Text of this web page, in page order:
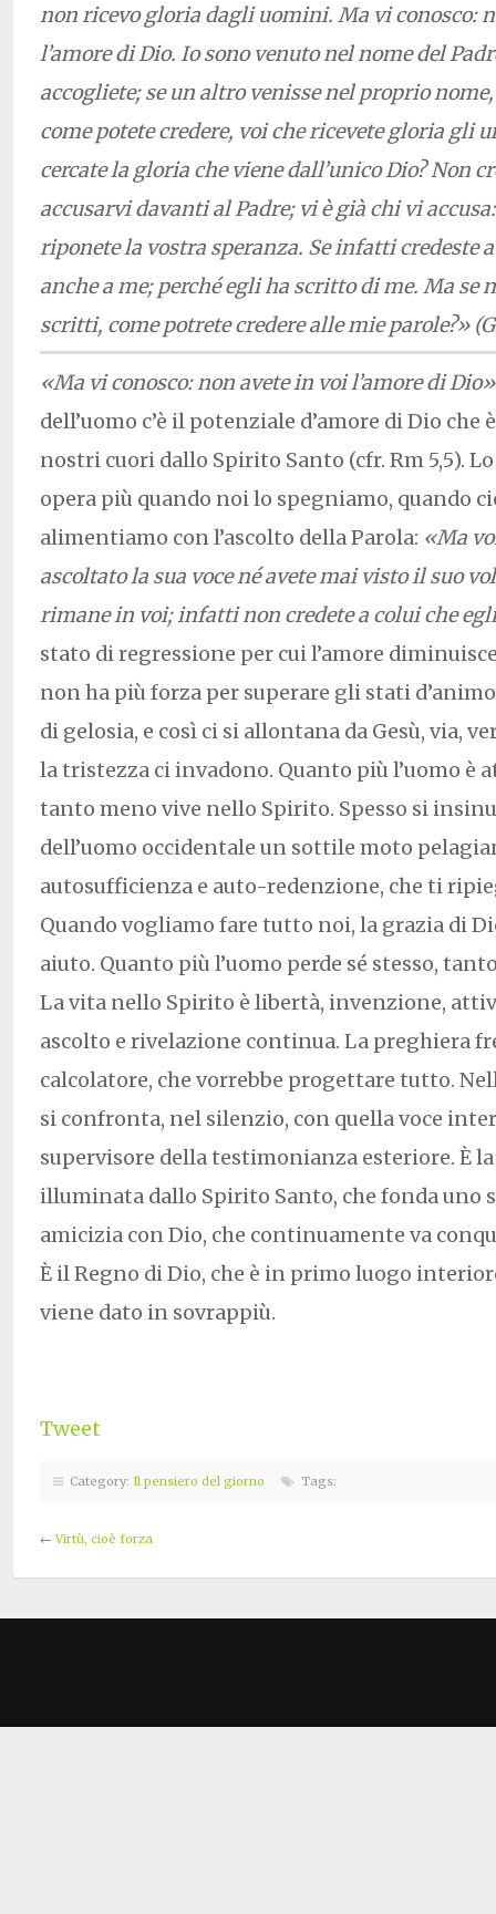
non ricevo gloria dagli uomini. Ma vi conosco:
l’amore di Dio. Io sono venuto nel nome del
accogliete; se un altro venisse nel proprio
come potete credere, voi che ricevete gloria gli
cercate la gloria che viene dall’unico Dio? Non
accusarvi davanti al Padre; vi è già chi vi
riponete la vostra speranza. Se infatti credeste
anche a me; perché egli ha scritto di me. Ma se
scritti, come potrete credere alle mie parole?»
«Ma vi conosco: non avete in voi l’amore di Dio»
dell’uomo c’è il potenziale d’amore di Dio
nostri cuori dallo Spirito Santo (cfr. Rm 5,5).
opera più quando noi lo spegniamo, quando
alimentiamo con l’ascolto della Parola: «Ma
ascoltato la sua voce né avete mai visto il suo
rimane in voi; infatti non credete a colui che
stato di regressione per cui l’amore
non ha più forza per superare gli stati
di gelosia, e così ci si allontana da Gesù, via,
la tristezza ci invadono. Quanto più l’uomo è
tanto meno vive nello Spirito. Spesso si
dell’uomo occidentale un sottile moto
autosufficienza e auto-redenzione, che ti
Quando vogliamo fare tutto noi, la grazia di
aiuto. Quanto più l’uomo perde sé stesso,
La vita nello Spirito è libertà, invenzione,
ascolto e rivelazione continua. La preghiera
calcolatore, che vorrebbe progettare tutto.
si confronta, nel silenzio, con quella voce
supervisore della testimonianza esteriore. È
illuminata dallo Spirito Santo, che fonda uno
amicizia con Dio, che continuamente va
È il Regno di Dio, che è in primo luogo
viene dato in sovrappiù.
Tweet
Category: Il pensiero del giorno Tags:
←Virtù, cioè forza